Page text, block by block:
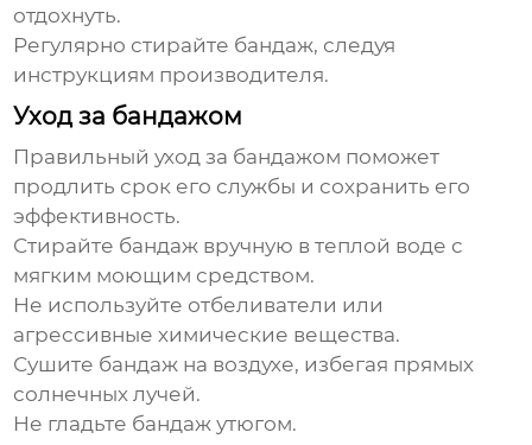
отдохнуть.
Регулярно стирайте бандаж, следуя
инструкциям производителя.
Уход за бандажом
Правильный уход за бандажом поможет
продлить срок его службы и сохранить его
эффективность.
Стирайте бандаж вручную в теплой воде с
мягким моющим средством.
Не используйте отбеливатели или
агрессивные химические вещества.
Сушите бандаж на воздухе, избегая прямых
солнечных лучей.
Не гладьте бандаж утюгом.